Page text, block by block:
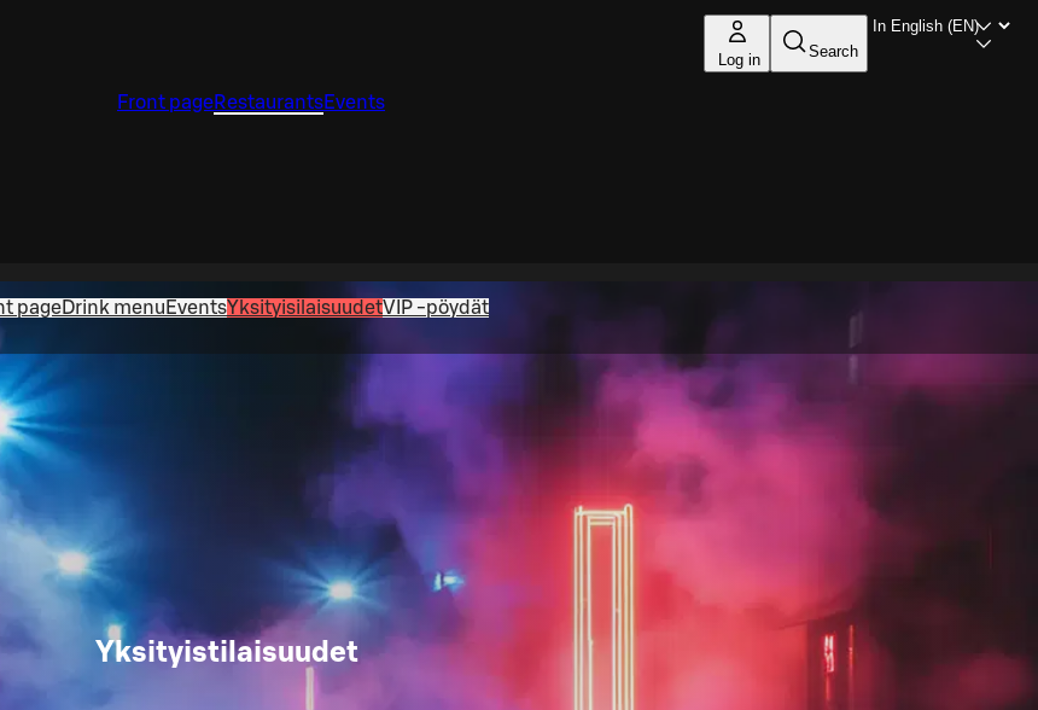
Log in Search
Front pageRestaurantsEvents
pageDrink menu EventsYksityisilaisuudetVIP -pöydät
Yksityistilaisuudet